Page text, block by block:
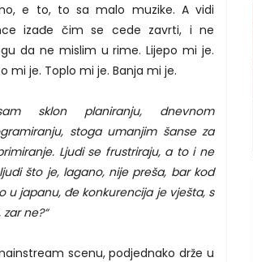
e to, to sa malo muzike. A vidi
izađe čim se cede zavrti, i ne
da ne mislim u rime. Lijepo mi je.
mi je. Toplo mi je. Banja mi je.
sklon planiranju, dnevnom
stoga umanjim šanse za
Ljudi se frustriraju, a to i ne
što je, lagano, nije preša, bar kod
u japanu, đe konkurencija je vješta, s
ne?“
scenu, podjednako drže u